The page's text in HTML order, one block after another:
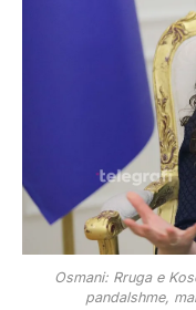
Osmani: Rruga e
pandalshme,